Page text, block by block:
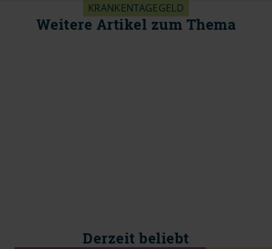
KRANKENTAGEGELD
Weitere Artikel zum Thema
Derzeit beliebt